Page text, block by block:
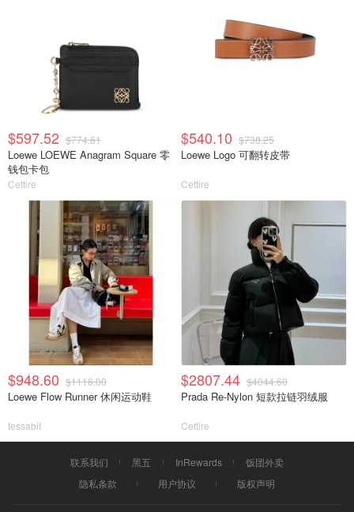
$597.52 $774.61
Loewe LOEWE Anagram Square 零
钱包卡包
Cettire
$540.10 $738.25
Loewe Logo 可翻转皮带
Cettire
$948.60 $1116.00
Loewe Flow Runner 休闲运动鞋
tessabit
$2807.44 $4044.60
Prada Re-Nylon 短款拉链羽绒服
Cettire
联系我们 黑五 InRewards
饭团外卖
隐私条款
用户协议 版权声明